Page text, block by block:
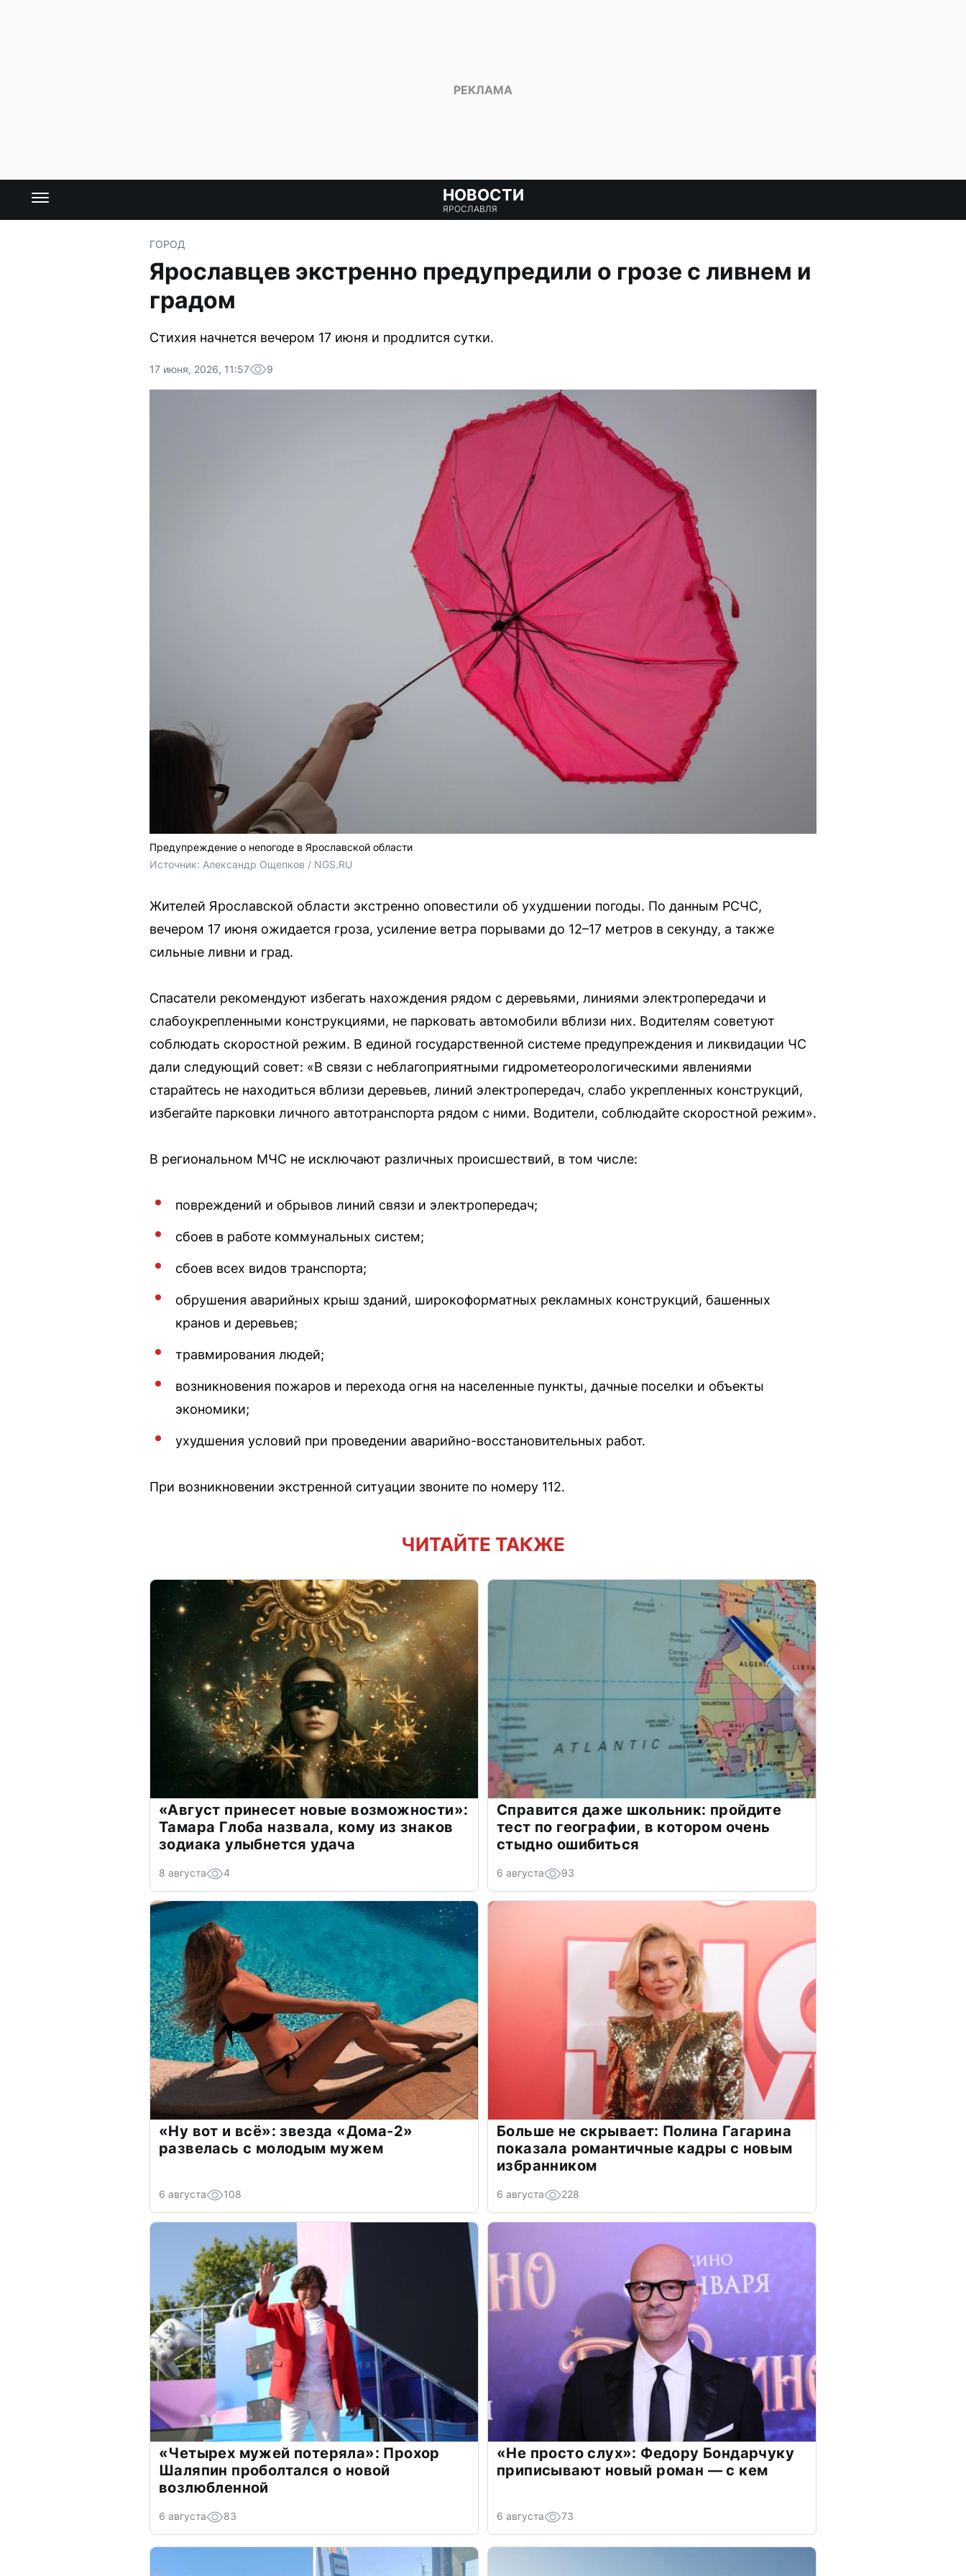
НОВОСТИ
ЯРОСЛАВЛЯ
ГОРОД
Ярославцев экстренно предупредили о грозе с ливнем и
градом
Стихия начнется вечером 17 июня и продлится сутки.
17 июня, 2026, 11:57 9
Предупреждение о непогоде в Ярославской области
Источник: Александр Ощепков / NGS.RU
Жителей Ярославской области экстренно оповестили об ухудшении погоды. По данным РСЧС,
вечером 17 июня ожидается гроза, усиление ветра порывами до 12–17 метров в секунду, а также
сильные ливни и град.
Спасатели рекомендуют избегать нахождения рядом с деревьями, линиями электропередачи и
слабоукрепленными конструкциями, не парковать автомобили вблизи них. Водителям советуют
соблюдать скоростной режим. В единой государственной системе предупреждения и ликвидации ЧС
дали следующий совет: «В связи с неблагоприятными гидрометеорологическими явлениями
старайтесь не находиться вблизи деревьев, линий электропередач, слабо укрепленных конструкций,
избегайте парковки личного автотранспорта рядом с ними. Водители, соблюдайте скоростной режим».
В региональном МЧС не исключают различных происшествий, в том числе:
повреждений и обрывов линий связи и электропередач;
сбоев в работе коммунальных систем;
сбоев всех видов транспорта;
обрушения аварийных крыш зданий, широкоформатных рекламных конструкций, башенных
кранов и деревьев;
травмирования людей;
возникновения пожаров и перехода огня на населенные пункты, дачные поселки и объекты
экономики;
ухудшения условий при проведении аварийно-восстановительных работ.
При возникновении экстренной ситуации звоните по номеру 112.
ЧИТАЙТЕ ТАКЖЕ
«Август принесет новые возможности»:
Тамара Глоба назвала, кому из знаков
зодиака улыбнется удача
8 августа 4
Справится даже школьник: пройдите
тест по географии, в котором очень
стыдно ошибиться
6 августа 93
«Ну вот и всё»: звезда «Дома-2»
развелась с молодым мужем
6 августа 108
Больше не скрывает: Полина Гагарина
показала романтичные кадры с новым
избранником
6 августа 228
«Четырех мужей потеряла»: Прохор
Шаляпин проболтался о новой
возлюбленной
6 августа 83
«Не просто слух»: Федору Бондарчуку
приписывают новый роман — с кем
6 августа 73